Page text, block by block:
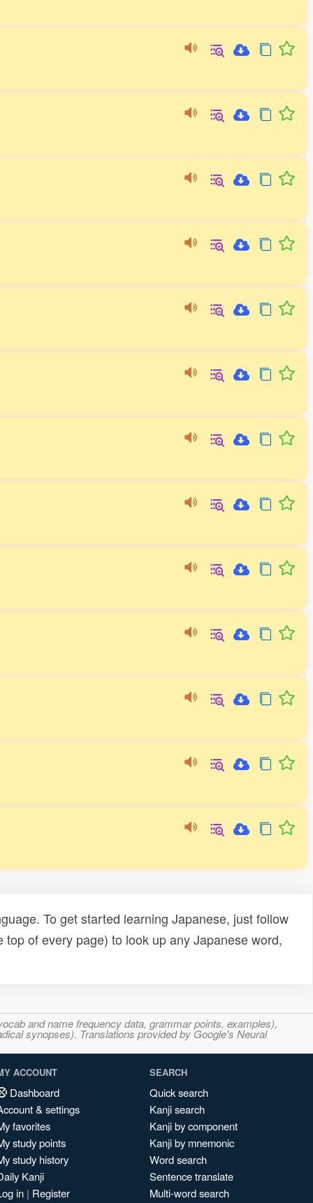
To get started learning Japanese, just follow
top of every page) to look up any Japanese word,
and name frequency data, grammar points, examples),
synopses). Translations provided by Google's Neural
ACCOUNT
Dashboard
& settings
favorites
study points
study history
Kanji
in | Register
SEARCH
Quick search
Kanji search
Kanji by component
Kanji by mnemonic
Word search
Sentence translate
Multi-word search